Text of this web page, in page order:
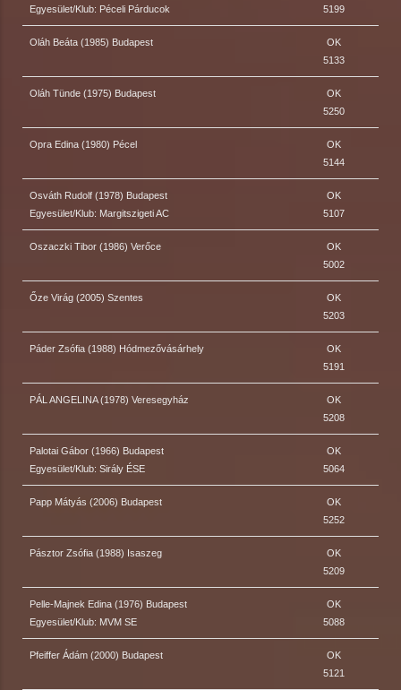
Egyesület/Klub: Péceli Párducok
5199
Oláh Beáta (1985) Budapest
OK
5133
Oláh Tünde (1975) Budapest
OK
5250
Opra Edina (1980) Pécel
OK
5144
Osváth Rudolf (1978) Budapest
Egyesület/Klub: Margitszigeti AC
OK
5107
Oszaczki Tibor (1986) Verőce
OK
5002
Őze Virág (2005) Szentes
OK
5203
Páder Zsófia (1988) Hódmezővásárhely
OK
5191
PÁL ANGELINA (1978) Veresegyház
OK
5208
Palotai Gábor (1966) Budapest
Egyesület/Klub: Sirály ÉSE
OK
5064
Papp Mátyás (2006) Budapest
OK
5252
Pásztor Zsófia (1988) Isaszeg
OK
5209
Pelle-Majnek Edina (1976) Budapest
Egyesület/Klub: MVM SE
OK
5088
Pfeiffer Ádám (2000) Budapest
OK
5121